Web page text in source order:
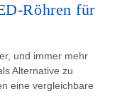
Röhren für
und immer mehr
Alternative zu
eine vergleichbare